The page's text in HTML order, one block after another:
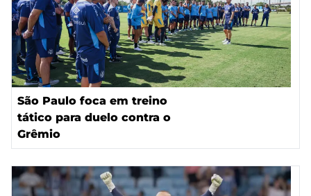
São Paulo foca em treino
tático para duelo contra o
Grêmio